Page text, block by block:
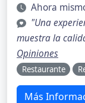
Ahora
"Una
muestra la
Opiniones
Restaurante
Más